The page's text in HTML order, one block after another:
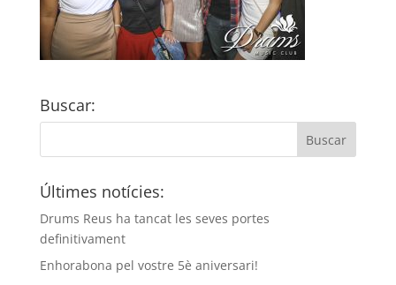
Buscar:
Últimes notícies:
Drums Reus ha tancat les seves portes
definitivament
Enhorabona pel vostre 5è aniversari!